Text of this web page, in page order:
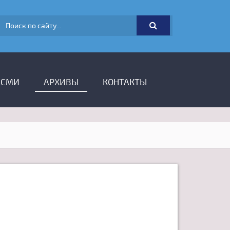
ФОРМА ПОИСКА
АРХИВЫ КОНТАКТЫ